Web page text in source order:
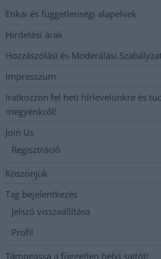
Etikai és függetlenségi alapelvek
Hirdetési árak
Hozzászólási és Moderálási
Impresszum
Iratkozzon fel heti hírlevelünkre és
megyénkről!
Join Us
Regisztráció
Köszönjük
Tag bejelentkezés
Jelszó visszaállítása
Profil
Támogassa a független helyi sajtót!